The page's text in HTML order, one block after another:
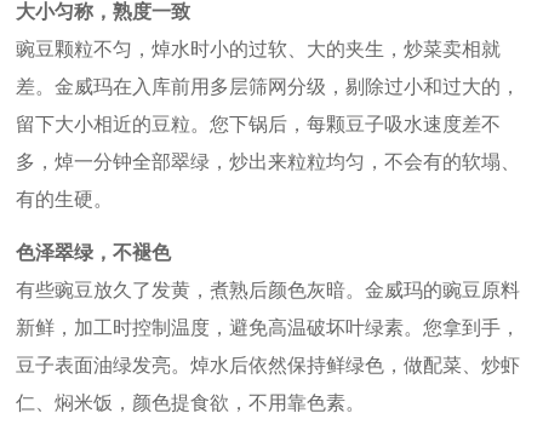
大小匀称，熟度一致
豌豆颗粒不匀，焯水时小的过软、大的夹生，炒菜卖相就
差。金威玛在入库前用多层筛网分级，剔除过小和过大的，
留下大小相近的豆粒。您下锅后，每颗豆子吸水速度差不
多，焯一分钟全部翠绿，炒出来粒粒均匀，不会有的软塌、
有的生硬。
色泽翠绿，不褪色
有些豌豆放久了发黄，煮熟后颜色灰暗。金威玛的豌豆原料
新鲜，加工时控制温度，避免高温破坏叶绿素。您拿到手，
豆子表面油绿发亮。焯水后依然保持鲜绿色，做配菜、炒虾
仁、焖米饭，颜色提食欲，不用靠色素。